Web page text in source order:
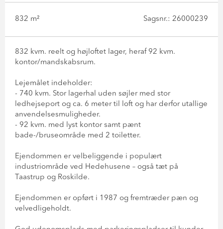
832 m² Sagsnr.: 26000239
832 kvm. reelt og højloftet lager, heraf 92 kvm.
kontor/mandskabsrum.
Lejemålet indeholder:
- 740 kvm. Stor lagerhal uden søjler med stor
ledhejseport og ca. 6 meter til loft og har derfor utallige
anvendelsesmuligheder.
- 92 kvm. med lyst kontor samt pænt
bade-/bruseområde med 2 toiletter.
Ejendommen er velbeliggende i populært
industriområde ved Hedehusene – også tæt på
Taastrup og Roskilde.
Ejendommen er opført i 1987 og fremtræder pæn og
velvedligeholdt.